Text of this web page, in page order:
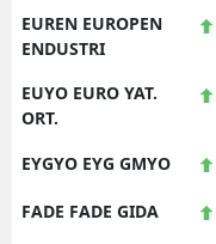
EUREN EUROPEN
ENDUSTRI
EUYO EURO YAT.
ORT.
EYGYO EYG GMYO
FADE FADE GIDA